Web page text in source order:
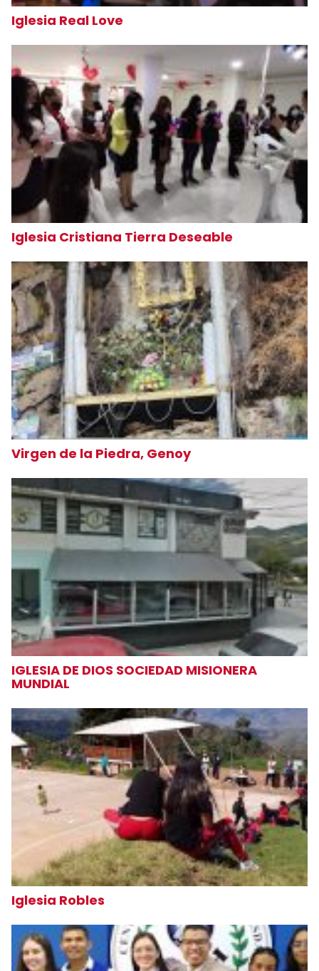
Iglesia Real Love
Iglesia Cristiana Tierra Deseable
Virgen de la Piedra, Genoy
IGLESIA DE DIOS SOCIEDAD MISIONERA
MUNDIAL
Iglesia Robles